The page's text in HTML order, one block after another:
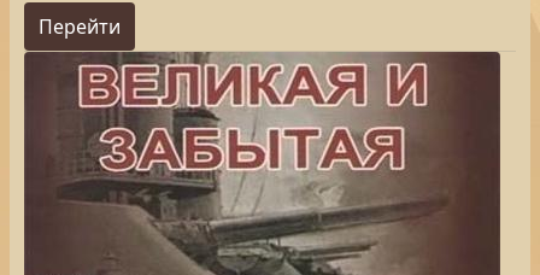
Перейти